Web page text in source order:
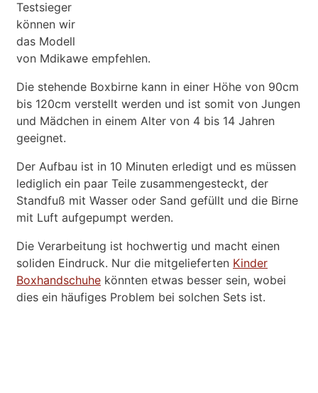
Testsieger
können wir
das Modell
von Mdikawe empfehlen.
Die stehende Boxbirne kann in einer Höhe von 90cm
bis 120cm verstellt werden und ist somit von Jungen
und Mädchen in einem Alter von 4 bis 14 Jahren
geeignet.
Der Aufbau ist in 10 Minuten erledigt und es müssen
lediglich ein paar Teile zusammengesteckt, der
Standfuß mit Wasser oder Sand gefüllt und die Birne
mit Luft aufgepumpt werden.
Die Verarbeitung ist hochwertig und macht einen
soliden Eindruck. Nur die mitgelieferten Kinder
Boxhandschuhe könnten etwas besser sein, wobei
dies ein häufiges Problem bei solchen Sets ist.